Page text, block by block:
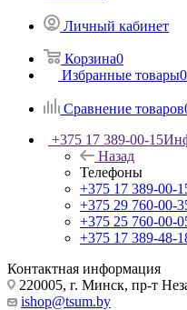
Личный кабинет
Корзина0
Избранные товары0
Сравнение товаров
+375 17 389-00-15
Назад
Телефоны
+375 17 389-00-
+375 29 760-00-
+375 25 760-00-
+375 17 389-48-
Контактная информация
220005, г. Минск, пр-т
ishop@tsum.by